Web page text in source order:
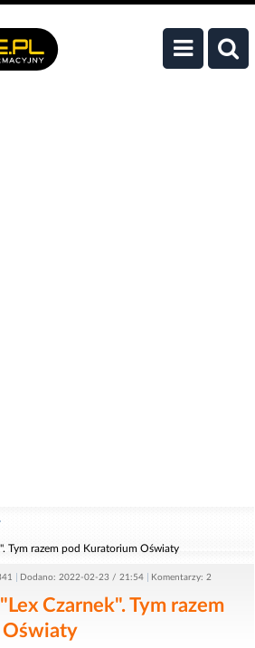
Tym razem pod Kuratorium Oświaty
Dodano: 2022-02-23 / 21:54 Komentarzy: 2
Czarnek". Tym razem
Oświaty